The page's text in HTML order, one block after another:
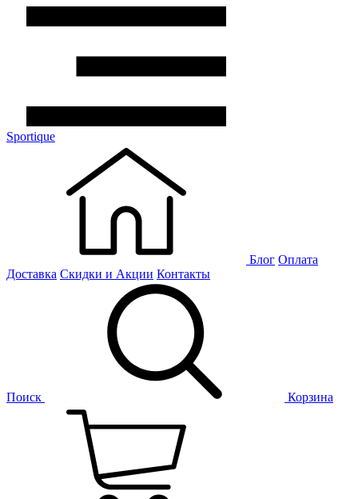
Sportique
Блог Оплата
Доставка Скидки и Акции Контакты
Поиск Корзина